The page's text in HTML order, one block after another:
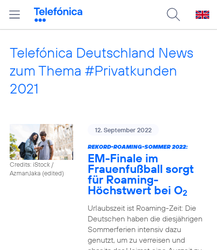
Telefónica Deutschland News
zum Thema #Privatkunden
2021
Credits: iStock /
AzmanJaka (edited)
12. September 2022
REKORD-ROAMING-SOMMER 2022:
EM-Finale im
Frauenfußball sorgt
für Roaming-
Höchstwert bei O2
Urlaubszeit ist Roaming-Zeit: Die
Deutschen haben die diesjährigen
Sommerferien intensiv dazu
genutzt, um zu verreisen und